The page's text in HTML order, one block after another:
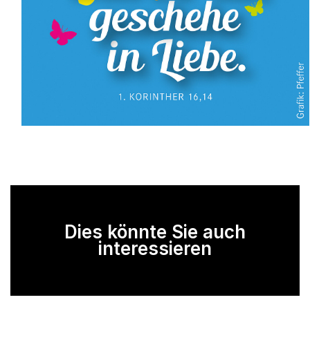
Dies könnte Sie auch
interessieren